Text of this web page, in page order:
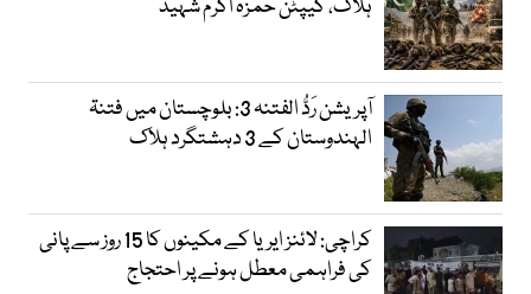
ہلاک، کیپٹن حمزہ اکرم شہید
آپریشن رَدُّ الفتنہ 3: بلوچستان میں فتنۃ
الہندوستان کے 3 دہشتگرد ہلاک
کراچی: لائنز ایریا کے مکینوں کا 15 روز سے پانی
کی فراہمی معطل ہونے پر احتجاج